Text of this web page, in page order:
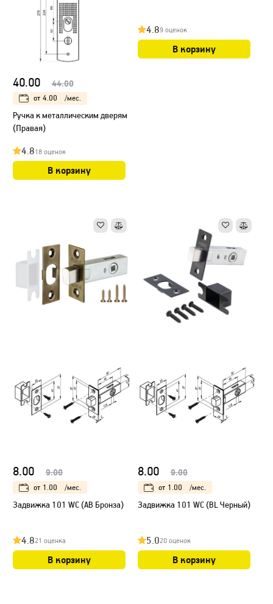
40.00 44.00
от 4.00 /мес.
Ручка к металлическим дверям
(Правая)
4.818 оценок
В корзину
4.89 оценок
В корзину
8.00 9.00
от 1.00 /мес.
Задвижка 101 WC (AB Бронза)
4.821 оценка
В корзину
8.00 9.00
от 1.00 /мес.
Задвижка 101 WC (BL Черный)
5.020 оценок
В корзину